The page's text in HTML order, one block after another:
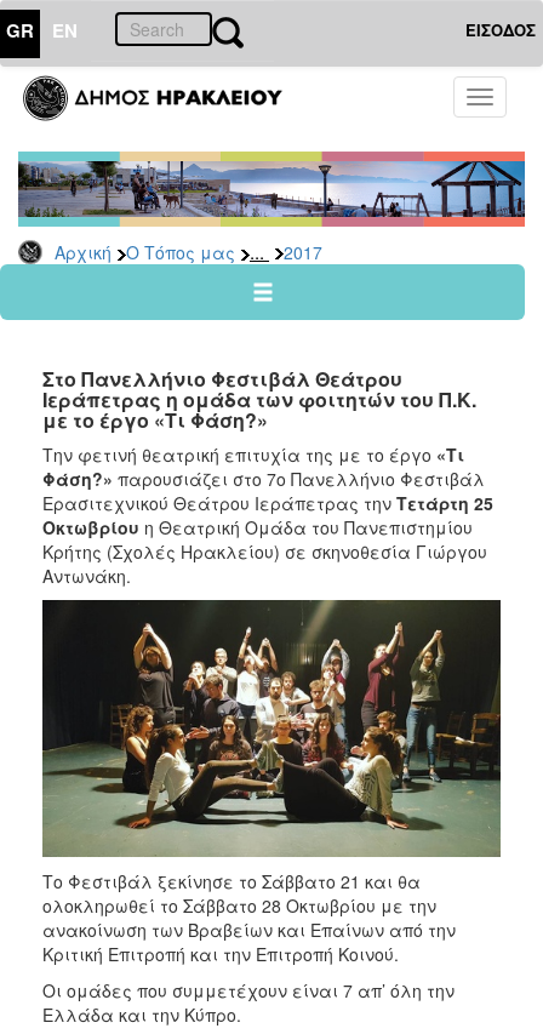
GR EN ΕΙΣΟΔΟΣ
Toggle
Αρχική Ο Τόπος μας ... 2017
ΤΟΠΟΣ
ΜΑΣ
Ανακοινώσεις
Αρχείο
2026
2024
2022
2021
2020
2019
2018
2017
2015
2011
ΔΗΜΟΣ
ΠΟΛΙΤΙΣΜΟΣ
ΑΝΘΕΚΤΙΚΗ
ΠΟΛΗ
Στο Πανελλήνιο Φεστιβάλ Θεάτρου
Ιεράπετρας η ομάδα των φοιτητών του Π.Κ.
με το έργο «Τι Φάση?»
Την φετινή θεατρική επιτυχία της με το έργο «Τι
Φάση?» παρουσιάζει στο 7ο Πανελλήνιο Φεστιβάλ
Ερασιτεχνικού Θεάτρου Ιεράπετρας την Τετάρτη 25
Οκτωβρίου η Θεατρική Ομάδα του Πανεπιστημίου
Κρήτης (Σχολές Ηρακλείου) σε σκηνοθεσία Γιώργου
Αντωνάκη.
Το Φεστιβάλ ξεκίνησε το Σάββατο 21 και θα
ολοκληρωθεί το Σάββατο 28 Οκτωβρίου με την
ανακοίνωση των Βραβείων και Επαίνων από την
Κριτική Επιτροπή και την Επιτροπή Κοινού.
Οι ομάδες που συμμετέχουν είναι 7 απ’ όλη την
Ελλάδα και την Κύπρο.